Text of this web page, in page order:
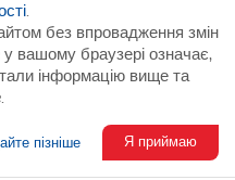
.
без впровадження змін
вашому браузері означає,
інформацію вище та
Я приймаю
пізніше